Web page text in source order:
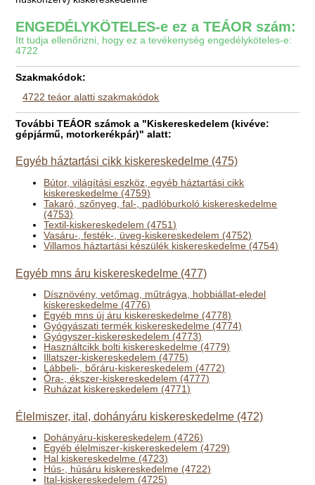
ENGEDÉLYKÖTELES-e ez a TEÁOR szám:
Itt tudja ellenőrizni, hogy ez a tevékenység engedélyköteles-e:
4722
Szakmakódok:
4722 teáor alatti szakmakódok
További TEÁOR számok a "Kiskereskedelem (kivéve:
gépjármű, motorkerékpár)" alatt:
Egyéb háztartási cikk kiskereskedelme (475)
Bútor, világítási eszköz, egyéb háztartási cikk
kiskereskedelme (4759)
Takaró, szőnyeg, fal-, padlóburkoló kiskereskedelme
(4753)
Textil-kiskereskedelem (4751)
Vasáru-, festék-, üveg-kiskereskedelem (4752)
Villamos háztartási készülék kiskereskedelme (4754)
Egyéb mns áru kiskereskedelme (477)
Dísznövény, vetőmag, műtrágya, hobbiállat-eledel
kiskereskedelme (4776)
Egyéb mns új áru kiskereskedelme (4778)
Gyógyászati termék kiskereskedelme (4774)
Gyógyszer-kiskereskedelem (4773)
Használtcikk bolti kiskereskedelme (4779)
Illatszer-kiskereskedelem (4775)
Lábbeli-, bőráru-kiskereskedelem (4772)
Óra-, ékszer-kiskereskedelem (4777)
Ruházat kiskereskedelem (4771)
Élelmiszer, ital, dohányáru kiskereskedelme (472)
Dohányáru-kiskereskedelem (4726)
Egyéb élelmiszer-kiskereskedelem (4729)
Hal kiskereskedelme (4723)
Hús-, húsáru kiskereskedelme (4722)
Ital-kiskereskedelem (4725)